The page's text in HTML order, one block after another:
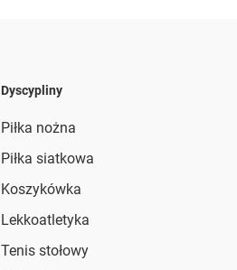
Dyscypliny
Piłka nożna
Piłka siatkowa
Koszykówka
Lekkoatletyka
Tenis stołowy